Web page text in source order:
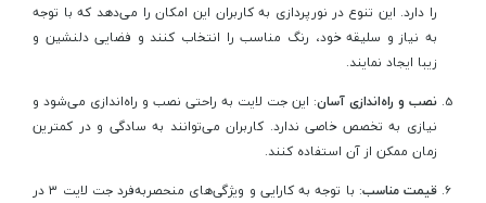
را دارد. این تنوع در نورپردازی به کاربران این امکان را می‌دهد که با توجه
به نیاز و سلیقه خود، رنگ مناسب را انتخاب کنند و فضایی دلنشین و
زیبا ایجاد نمایند.
نصب و راه‌اندازی آسان: این جت لایت به راحتی نصب و راه‌اندازی می‌شود و
نیازی به تخصص خاصی ندارد. کاربران می‌توانند به سادگی و در کمترین
زمان ممکن از آن استفاده کنند.
قیمت مناسب
: با توجه به کارایی و ویژگی‌های منحصربه‌فرد جت لایت ۳ در